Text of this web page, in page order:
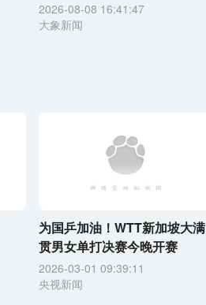
2026-08-08 16:41:47
大象新闻
为国乒加油！WTT新加坡大满
贯男女单打决赛今晚开赛
2026-03-01 09:39:11
央视新闻